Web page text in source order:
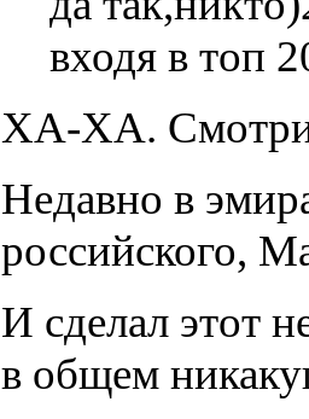
входя в топ
ХА-ХА. Смотри
Недавно в
российского,
И сделал этот
в общем